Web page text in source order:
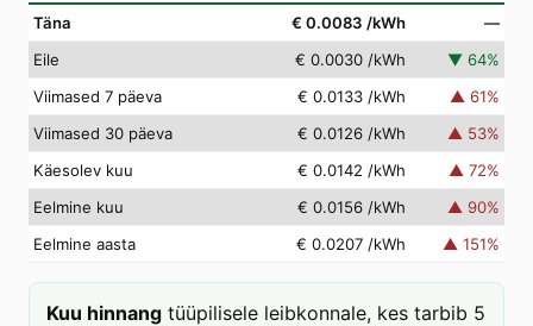
Täna € 0.0083 /kWh
—
Eile
€ 0.0030 /kWh ▼ 64%
Viimased 7 päeva
€ 0.0133 /kWh ▲ 61%
Viimased 30 päeva
€ 0.0126 /kWh ▲ 53%
Käesolev kuu
€ 0.0142 /kWh ▲ 72%
Eelmine kuu
€ 0.0156 /kWh ▲ 90%
Eelmine aasta
€ 0.0207 /kWh ▲ 151%
Kuu hinnang tüüpilisele leibkonnale, kes tarbib 5